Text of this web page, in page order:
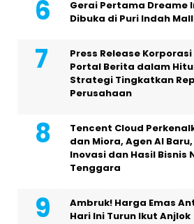
Gerai Pertama Dreame
Dibuka di Puri Indah
Press Release
Portal Berita dalam
Strategi Tingkatkan
Perusahaan
Tencent Cloud
dan Miora, Agen AI
Inovasi dan Hasil Bisnis
Tenggara
Ambruk! Harga Emas
Hari Ini Turun Ikut Anjlok